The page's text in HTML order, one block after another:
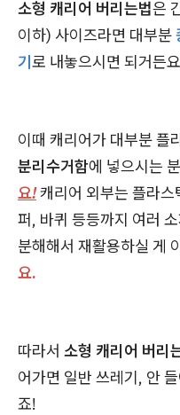
소형 캐리어 버리는법은
이하) 사이즈라면 대부분
기로 내놓으시면 되거든
이때 캐리어가 대부분 플
분리수거함에 넣으시는
요!캐리어 외부는 플라
퍼, 바퀴 등등까지 여러
분해해서 재활용하실 게
요.
따라서 소형 캐리어 버리
어가면 일반 쓰레기, 안
죠!